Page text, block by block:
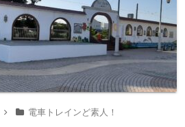
電車トレインど素人！